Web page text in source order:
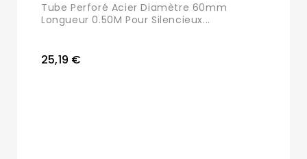
Tube Perforé Acier Diamètre 60mm
Longueur 0.50M Pour Silencieux...
25,19 €